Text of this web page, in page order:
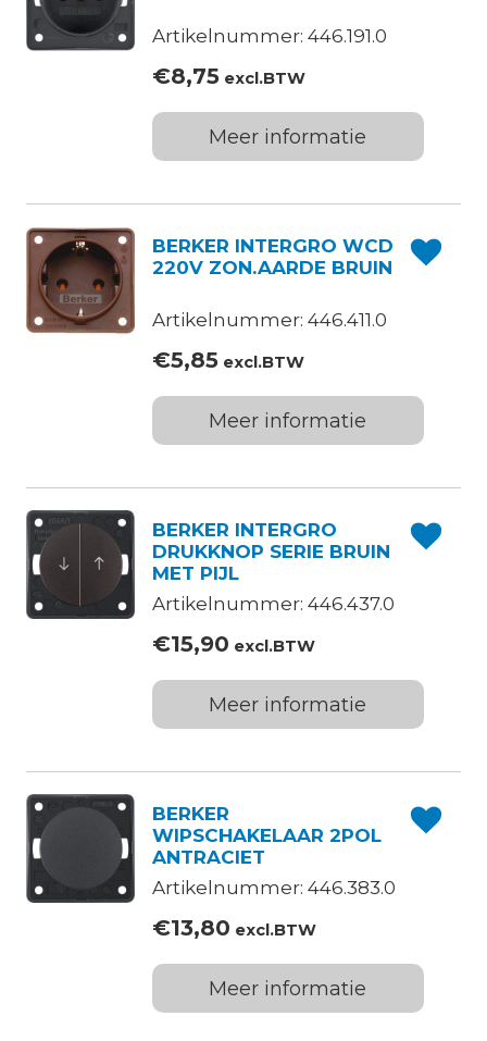
Artikelnummer: 446.191.0
€8,75excl.BTW
Meer informatie
BERKER INTERGRO WCD
220V ZON.AARDE BRUIN
Artikelnummer: 446.411.0
€5,85excl.BTW
Meer informatie
BERKER INTERGRO
DRUKKNOP SERIE BRUIN
MET PIJL
Artikelnummer: 446.437.0
€15,90 excl.BTW
Meer informatie
BERKER
WIPSCHAKELAAR 2POL
ANTRACIET
Artikelnummer: 446.383.0
€13,80 excl.BTW
Meer informatie